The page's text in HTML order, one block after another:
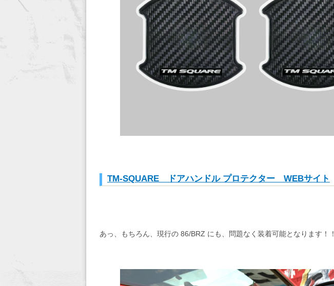
TM-SQUARE ドアハンドル プロテクター WEBサイト
あっ、もちろん、現行の 86/BRZ にも、問題なく装着可能となります！！